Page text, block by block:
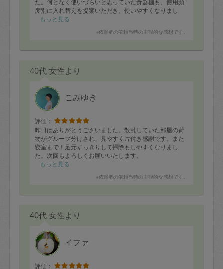
た。何となく使いづらいと思っていた食器棚も、使用頻
度別に入れ替えを提案いただき、使いやすくなりまし
た！
さすがプロ。自分自身では3時間でやりきれないほどの量
ハルさんが来てくれる時はベビーの機嫌もとても良く
これからも定期的にお願いさせて頂きます。
りづらくなったらと心配ですが、それでもやっぱりハル
さんの家事も収納も最高です！！！
もっと見る
※依頼者の依頼当時の主観的な感想です。
40代 女性より
こみゆき
評価：
昨日はありがとうございました。散乱していた部屋の荷
物がグループ分けされ、見やすく片付き感謝です。また
寝室まで！足元すっきりして掃除もしやすくなりまし
た。次回もよろしくお願いいたします。
もっと見る
※依頼者の依頼当時の主観的な感想です。
40代 女性より
イファ
評価：